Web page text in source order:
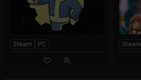
Steam PC Steam